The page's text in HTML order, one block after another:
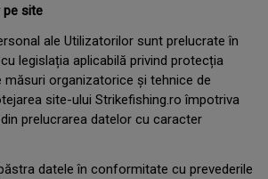
pe site
ale Utilizatorilor sunt prelucrate în
legislația aplicabilă privind protecția
organizatorice și tehnice de
site-ului Strikefishing.ro împotriva
prelucrarea datelor cu caracter
datele în conformitate cu prevederile